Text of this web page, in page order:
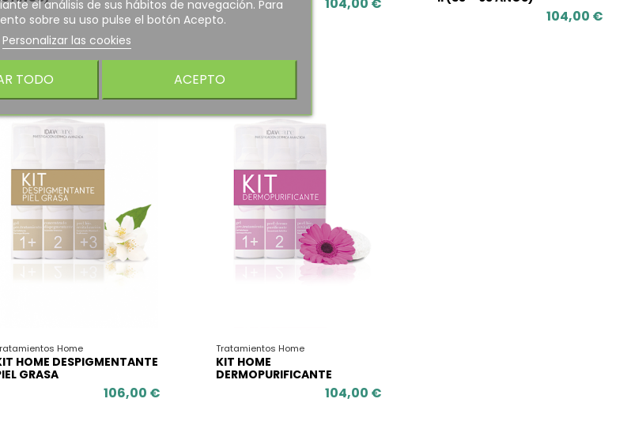
104,00 €
Home
HOME DESPIGMENTANTE
GRASA
106,00 €
Tratamientos Home
KIT HOME
DERMOPURIFICANTE
104,00 €
el análisis de sus hábitos de navegación. Para
sobre su uso pulse el botón Acepto.
Personalizar las cookies
TODO ACEPTO